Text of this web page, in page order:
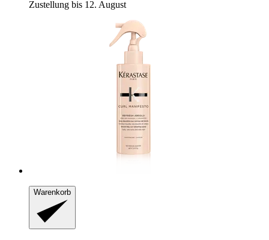
Zustellung bis 12. August
Warenkorb